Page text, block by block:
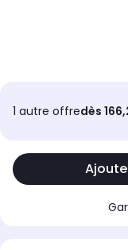
1 autre offredès